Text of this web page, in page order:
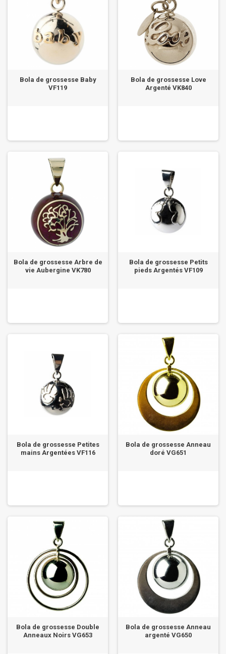
Bola de grossesse Baby
VF119
Bola de grossesse Love
Argenté VK840
Bola de grossesse Arbre de
vie Aubergine VK780
Bola de grossesse Petits
pieds Argentés VF109
Bola de grossesse Petites
mains Argentées VF116
Bola de grossesse Anneau
doré VG651
Bola de grossesse Double
Anneaux Noirs VG653
Bola de grossesse Anneau
argenté VG650